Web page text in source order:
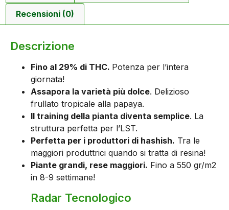
Recensioni (0)
Descrizione
Fino al 29% di THC. Potenza per l’intera
giornata!
Assapora la varietà più dolce. Delizioso
frullato tropicale alla papaya.
Il training della pianta diventa semplice. La
struttura perfetta per l’LST.
Perfetta per i produttori di hashish. Tra le
maggiori produttrici quando si tratta di resina!
Piante grandi, rese maggiori. Fino a 550 gr/m2
in 8-9 settimane!
Radar Tecnologico